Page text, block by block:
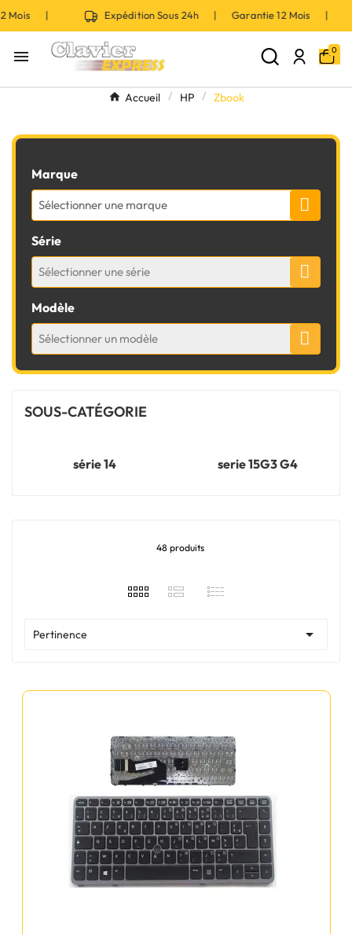
| Expédition Sous 24h | Garantie 12 Mois |
 0
Accueil HP Zbook
Marque
Sélectionner une marque
Série
Sélectionner une série
Modèle
Sélectionner un modèle
SOUS-CATÉGORIE
série 14 serie 15G3 G4
48 produits
Pertinence 